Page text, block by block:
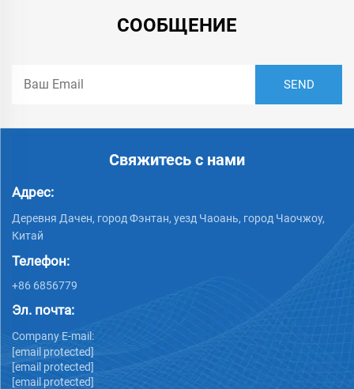
СООБЩЕНИЕ
Свяжитесь с нами
Адрес:
Деревня Дачен, город Фэнтан, уезд Чаоань, город Чаочжоу,
Китай
Телефон:
+86 6856779
Эл. почта:
Company E-mail:
[email protected]
[email protected]
[email protected]